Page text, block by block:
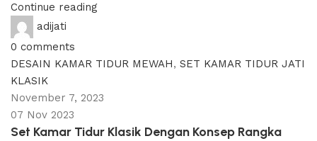
Continue reading
adijati
0 comments
DESAIN KAMAR TIDUR MEWAH, SET KAMAR TIDUR JATI
KLASIK
November 7, 2023
07 Nov 2023
Set Kamar Tidur Klasik Dengan Konsep Rangka